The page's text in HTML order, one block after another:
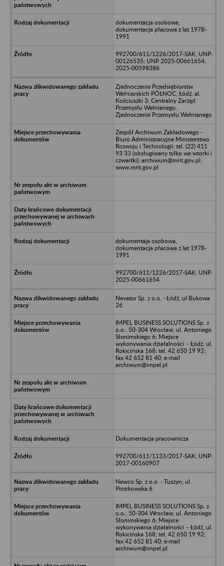
dokumentacja osobowa,
dokumentacja płacowa z lat 1978-
1991
992700/611/1226/2017-SAK; UNP:
00126535; UNP 2025-00661654;
2025-00598386
Zjednoczenie Przedsiębiorstw
Wełniarskich PÓŁNOC, Łódź, al.
Kościuszki 3; Centralny Zarząd
Przemysłu Wełnianego,
Zjednoczenie Przemysłu Wełnianego
Zespół Archiwum Zakładowego -
Biuro Administracyjne Ministerstwo
Rozwoju i Technologii; tel. (22) 411
93 33 (obsługiwany tylko we wtorki i
czwartki); archiwum@mrit.gov.pl;
www.mrit.gov.pl
dokumentaja osobowa,
dokumentacja płacowa z lat 1978-
1991
992700/611/1226/2017-SAK; UNP:
2025-00661654
Nevator Sp. z o.o. - Łódź, ul Bukowa
26
IMPEL BUSINESS SOLUTIONS Sp. z
o.o.; 50-304 Wrocław, ul. Antoniego
Słonimskiego 6; Miejsce
wykonywania działalności – Łódź, ul.
Rokicińska 168; tel. 42 650 19 92;
fax 42 652 81 40; e-mail
archiwum@impel.pl
Dokumentacja pracownicza
992700/611/1133/2017-SAK; UNP:
2017-00160907
Newco Sp. z o.o. - Tuszyn; ul.
Piotrkowska 6
IMPEL BUSINESS SOLUTIONS Sp. z
o.o.; 50-304 Wrocław, ul. Antoniego
Słonimskiego 6; Miejsce
wykonywania działalności – Łódź, ul.
Rokicińska 168; tel. 42 650 19 92;
fax 42 652 81 40; e-mail
archiwum@impel.pl